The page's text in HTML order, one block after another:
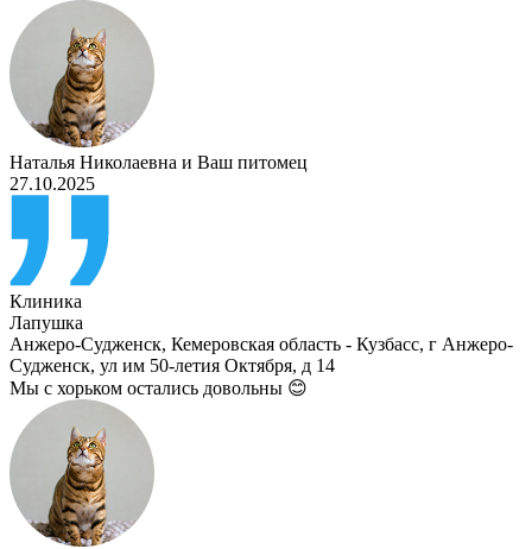
Наталья Николаевна и Ваш питомец
27.10.2025
Клиника
Лапушка
Анжеро-Судженск, Кемеровская область - Кузбасс, г Анжеро-
Судженск, ул им 50-летия Октября, д 14
Мы с хорьком остались довольны 😊